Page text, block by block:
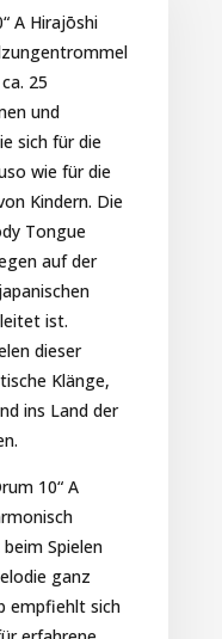
A Hirajōshi
25
und
sich für die
wie für die
Kindern. Die
Tongue
auf der
ist.
dieser
Klänge,
ins Land der
10“ A
Spielen
ganz
empfiehlt sich